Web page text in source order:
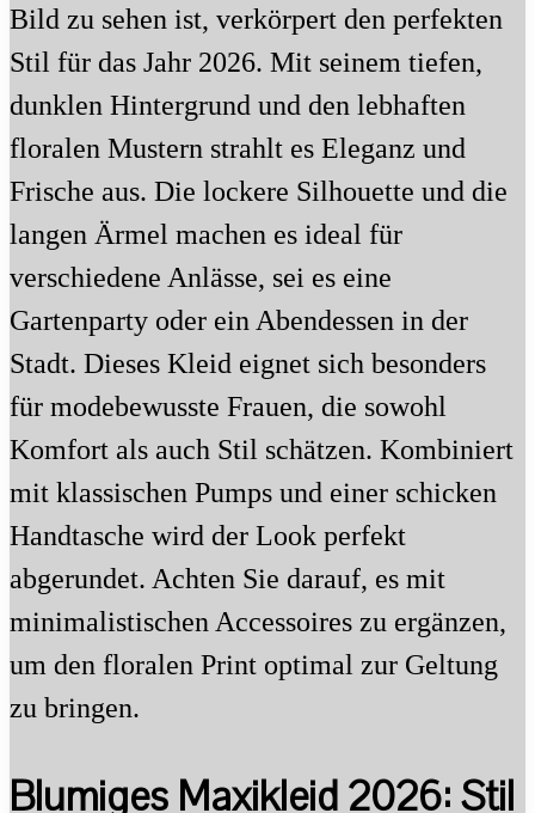
Bild zu sehen ist, verkörpert den perfekten
Stil für das Jahr 2026. Mit seinem tiefen,
dunklen Hintergrund und den lebhaften
floralen Mustern strahlt es Eleganz und
Frische aus. Die lockere Silhouette und die
langen Ärmel machen es ideal für
verschiedene Anlässe, sei es eine
Gartenparty oder ein Abendessen in der
Stadt. Dieses Kleid eignet sich besonders
für modebewusste Frauen, die sowohl
Komfort als auch Stil schätzen. Kombiniert
mit klassischen Pumps und einer schicken
Handtasche wird der Look perfekt
abgerundet. Achten Sie darauf, es mit
minimalistischen Accessoires zu ergänzen,
um den floralen Print optimal zur Geltung
zu bringen.
Blumiges Maxikleid 2026: Stil